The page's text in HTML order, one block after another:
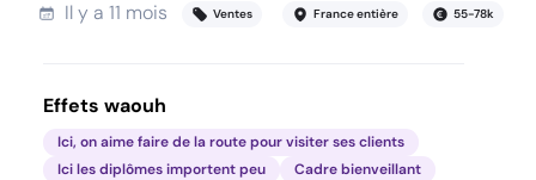
Il y a 11 mois Ventes France entière 55-78k
Effets waouh
Ici, on aime faire de la route pour visiter ses clients
Ici les diplômes importent peu
Cadre bienveillant